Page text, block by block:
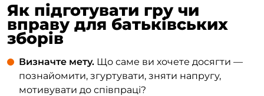
Як підготувати гру чи
вправу для батьківських
зборів
Визначте мету. Що саме ви хочете досягти —
познайомити, згуртувати, зняти напругу,
мотивувати до співпраці?